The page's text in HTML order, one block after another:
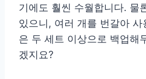
기에도 훨씬 수월합니다. 물
있으니, 여러 개를 번갈아
은 두 세트 이상으로 백업해
겠지요?